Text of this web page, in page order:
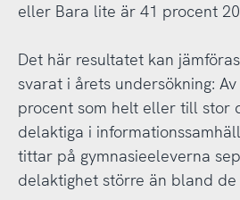
eller Bara lite är 41 procent
Det här resultatet kan
svarat i årets undersökning:
procent som helt eller till stor
delaktiga i
tittar på gymnasieeleverna
delaktighet större än bland